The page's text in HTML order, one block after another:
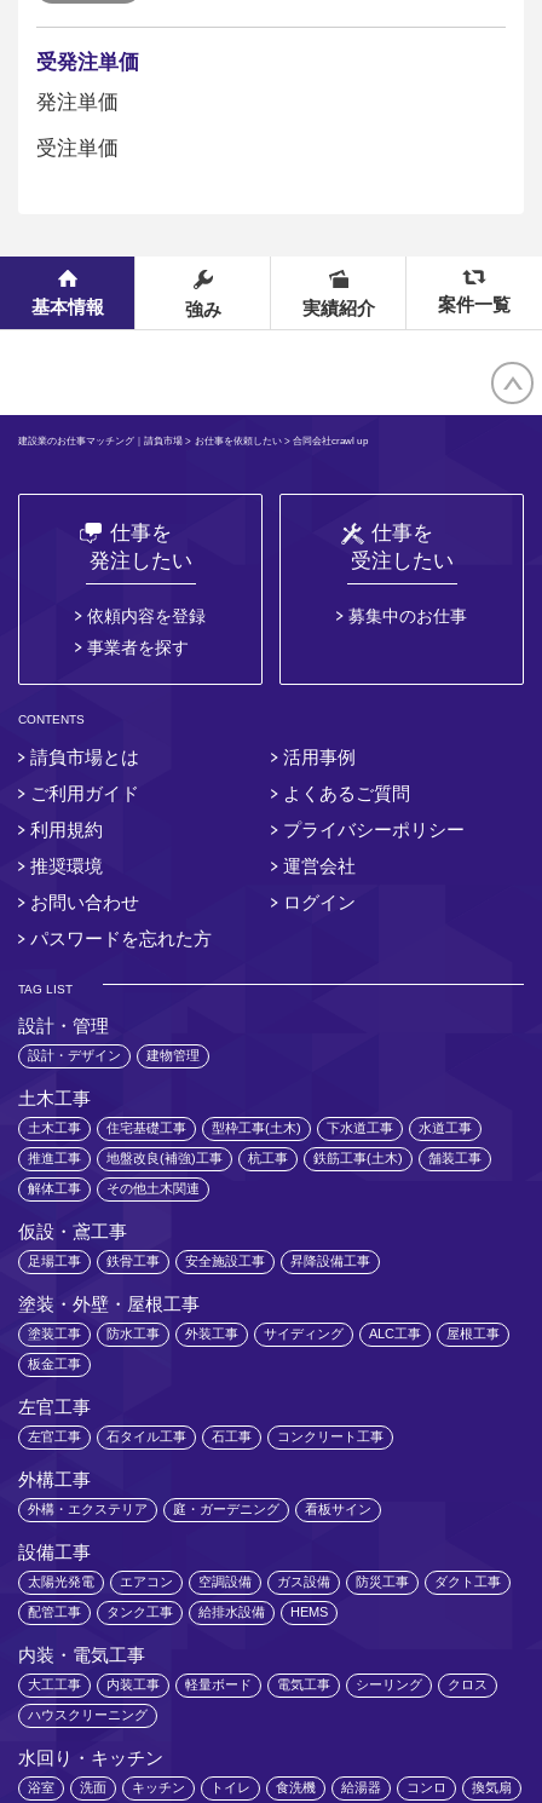
受発注単価
発注単価
受注単価
基本情報 強み 実績紹介 案件一覧
建設業のお仕事マッチング｜請負市場 > お仕事を依頼したい> 合同会社crawl up
仕事を
発注したい
依頼内容を登録
事業者を探す
仕事を
受注したい
募集中のお仕事
CONTENTS
請負市場とは
活用事例
ご利用ガイド
よくあるご質問
利用規約
プライバシーポリシー
推奨環境
運営会社
お問い合わせ
ログイン
パスワードを忘れた方
TAG LIST
設計・管理
設計・デザイン 建物管理
土木工事
土木工事 住宅基礎工事 型枠工事(土木) 下水道工事 水道工事
推進工事 地盤改良(補強)工事 杭工事 鉄筋工事(土木) 舗装工事
解体工事 その他土木関連
仮設・鳶工事
足場工事 鉄骨工事 安全施設工事 昇降設備工事
塗装・外壁・屋根工事
塗装工事 防水工事 外装工事 サイディング ALC工事 屋根工事
板金工事
左官工事
左官工事 石タイル工事 石工事 コンクリート工事
外構工事
外構・エクステリア 庭・ガーデニング 看板サイン
設備工事
太陽光発電 エアコン 空調設備 ガス設備 防災工事 ダクト工事
配管工事 タンク工事 給排水設備 HEMS
内装・電気工事
大工工事 内装工事 軽量ボード 電気工事 シーリング クロス
ハウスクリーニング
水回り・キッチン
浴室 洗面 キッチン トイレ 食洗機 給湯器 コンロ 換気扇